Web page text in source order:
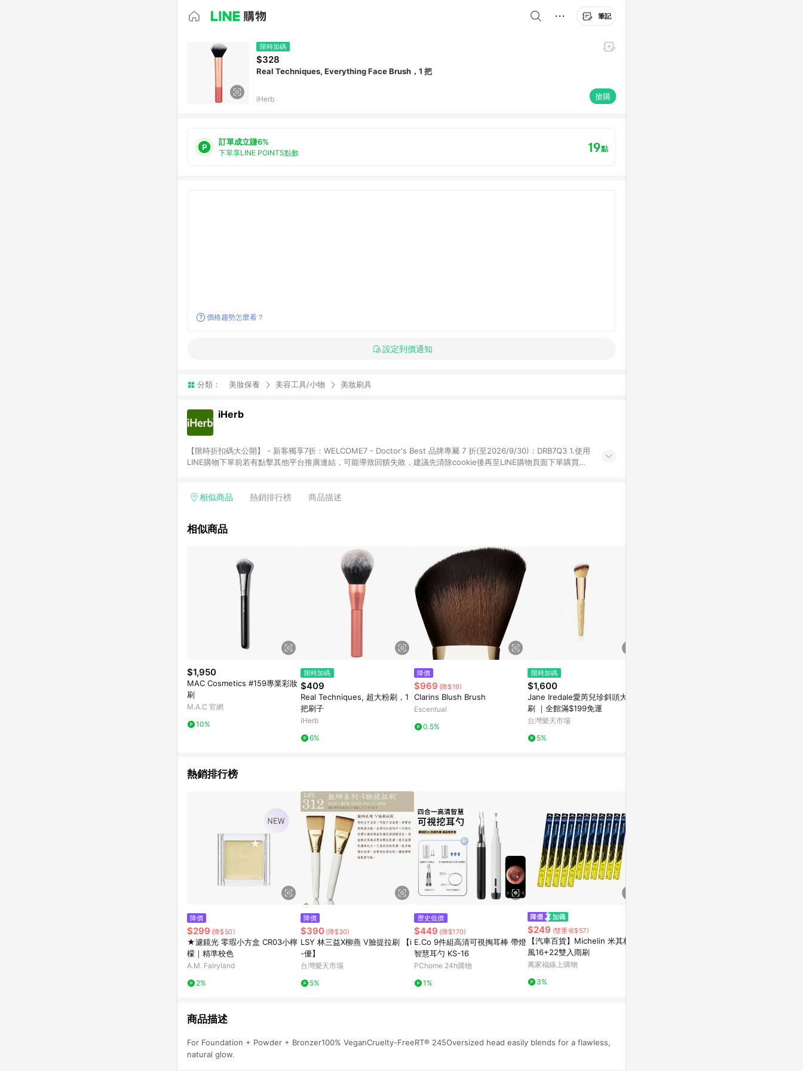
筆記
限時加碼
$328
Real Techniques, Everything Face Brush，1 把
iHerb 搶購
訂單成立賺6%
下單享LINE POINTS點數 19點
價格趨勢怎麼看？
設定到價通知
分類： 美妝保養 美容工具/小物 美妝刷具
iHerb
【限時折扣碼大公開】 - 新客獨享7折：WELCOME7 - Doctor's Best 品牌專屬 7 折(至2026/9/30)：DRB7Q3 1.使用
LINE購物下單前若有點擊其他平台推廣連結，可能導致回饋失敗，建議先清除cookie後再至LINE購物頁面下單購買。
勵金） 、英文數字亂數組合，如abc567、xyz987等。） 3. iHerb App下單不符合點數回饋資格。 4.符合贈點資格
需確認訂單回饋資格，僅提供訂購後60天內的訂單查詢。 9.多筆訂單連續下單 : 每一筆訂單皆需獨立從LINE購物完成
相似商品 熱銷排行榜 商品描述
相似商品
$1,950
MAC Cosmetics #159專業彩妝
刷
M.A.C 官網
10%
限時加碼
$409
Real Techniques, 超大粉刷，1
把刷子
iHerb
6%
降價
$969 (降$19)
Clarins Blush Brush
Escentual
0.5%
限時加碼
$1,600
Jane Iredale愛芮兒珍斜頭大粉
刷 ｜全館滿$199免運
台灣樂天市場
5%
熱銷排行榜
降價
$299 (降$50)
★濾鏡光 零瑕小方盒 CR03小檸
檬｜精準校色
A.M. Fairyland
2%
降價
$390 (降$30)
LSY 林三益X柳燕 V臉提拉刷 【i
-優】
台灣樂天市場
5%
歷史低價
$449 (降$170)
E.Co 9件組高清可視掏耳棒 帶燈
智慧耳勺 KS-16
PChome 24h購物
1%
$249 (雙重省$57)
【汽車百貨】Michelin 米其林 厲
風16+22雙入雨刷
萬家福線上購物
3%
商品描述
For Foundation + Powder + Bronzer100% VeganCruelty-FreeRT® 245Oversized head easily blends for a flawless,
natural glow.